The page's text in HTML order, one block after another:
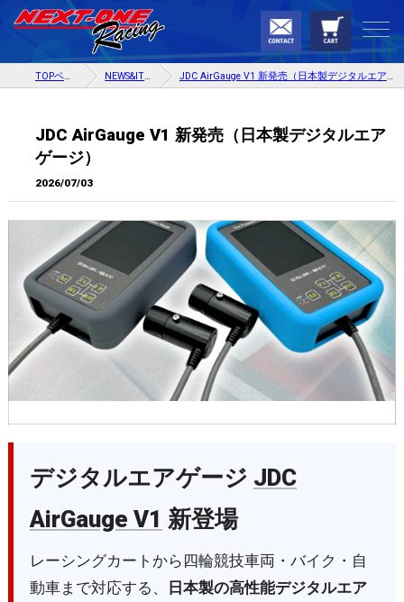
TOPページ NEWS&ITEM JDC AirGauge V1 新発売（日本製デジタルエアゲージ）
JDC AirGauge V1 新発売（日本製デジタルエア
ゲージ）
2026/07/03
デジタルエアゲージ JDC
AirGauge V1 新登場
レーシングカートから四輪競技車両・バイク・自
動車まで対応する、
日本製の高性能デジタルエア